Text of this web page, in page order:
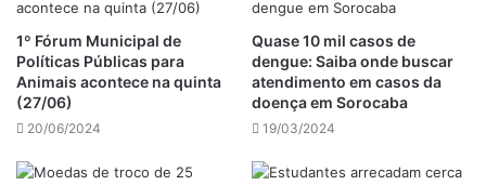
1º Fórum Municipal de
Políticas Públicas para
Animais acontece na quinta
(27/06)
20/06/2024
Quase 10 mil casos de
dengue: Saiba onde buscar
atendimento em casos da
doença em Sorocaba
19/03/2024